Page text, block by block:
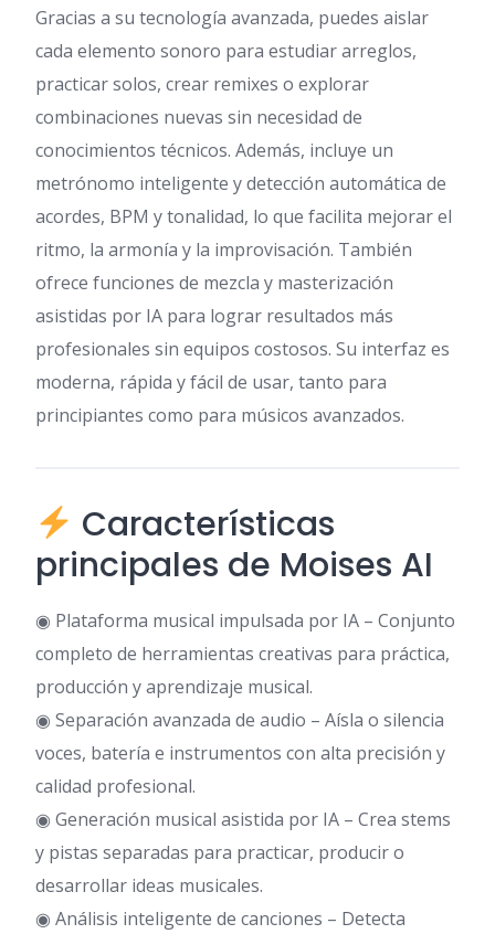
Gracias a su tecnología avanzada, puedes aislar
cada elemento sonoro para estudiar arreglos,
practicar solos, crear remixes o explorar
combinaciones nuevas sin necesidad de
conocimientos técnicos. Además, incluye un
metrónomo inteligente y detección automática de
acordes, BPM y tonalidad, lo que facilita mejorar el
ritmo, la armonía y la improvisación. También
ofrece funciones de mezcla y masterización
asistidas por IA para lograr resultados más
profesionales sin equipos costosos. Su interfaz es
moderna, rápida y fácil de usar, tanto para
principiantes como para músicos avanzados.
Características
principales de Moises AI
◉ Plataforma musical impulsada por IA – Conjunto
completo de herramientas creativas para práctica,
producción y aprendizaje musical.
◉ Separación avanzada de audio – Aísla o silencia
voces, batería e instrumentos con alta precisión y
calidad profesional.
◉ Generación musical asistida por IA – Crea stems
y pistas separadas para practicar, producir o
desarrollar ideas musicales.
◉ Análisis inteligente de canciones – Detecta